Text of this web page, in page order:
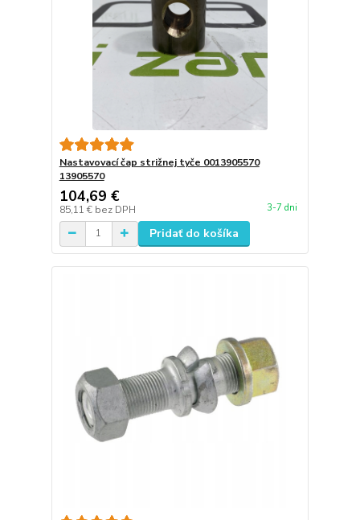
Nastavovací čap strižnej tyče 0013905570
13905570
104,69 €
85,11 € bez DPH 3-7 dni
Pridať do košíka